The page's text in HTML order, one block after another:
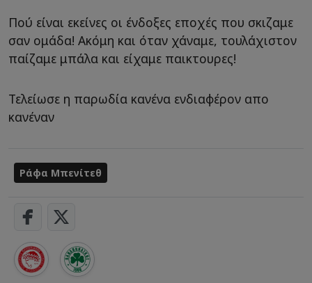
Πού είναι εκείνες οι ένδοξες εποχές που σκιζαμε
σαν ομάδα! Ακόμη και όταν χάναμε, τουλάχιστον
παίζαμε μπάλα και είχαμε παικτουρες!
Τελείωσε η παρωδία κανένα ενδιαφέρον απο
κανέναν
Ράφα Μπενίτεθ